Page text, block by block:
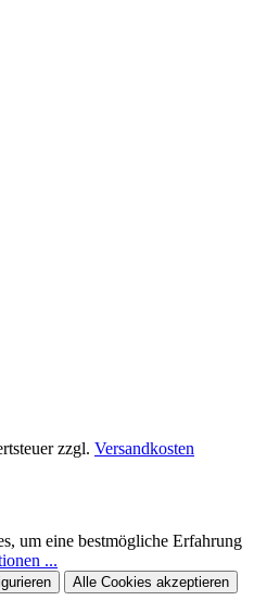
zzgl. Versandkosten
um eine bestmögliche Erfahrung
...
Alle Cookies akzeptieren